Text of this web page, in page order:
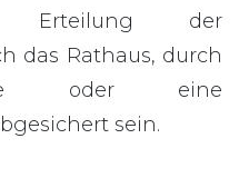
Erteilung der
das Rathaus, durch
oder eine
sein.